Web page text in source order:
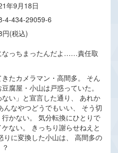
年9月18日
4-434-29059-6
円(税込)
なっちまったんだよ……責任取
たカメラマン・高間多。 そん
腐屋・小山は戸惑っていた。
い」と宣言した通り、 あれか
んなやつどうでもいい、 そう切
かない。 気分転換にひとりで
ない。 きっちり謝らせねえと
りに変換した小山は、 高間多の